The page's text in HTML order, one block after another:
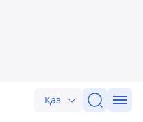
Қаз